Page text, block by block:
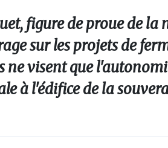
figure de proue de la
sur les projets de
ne visent que
à l'édifice de la